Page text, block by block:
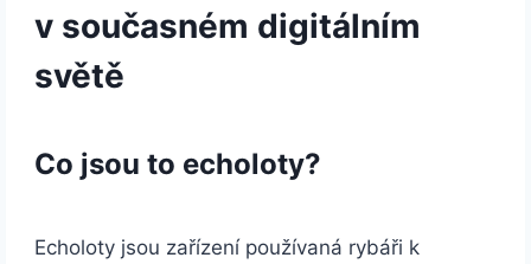
v současném digitálním
světě
Co jsou to echoloty?
Echoloty jsou zařízení používaná rybáři k